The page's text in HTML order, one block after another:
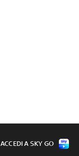
ACCEDI A SKY GO